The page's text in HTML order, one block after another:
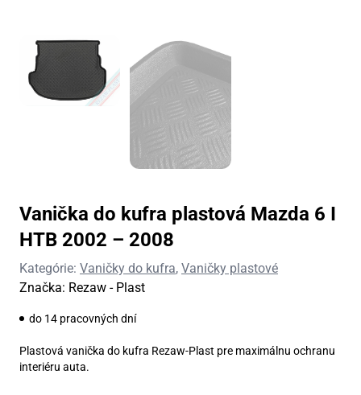
Vanička do kufra plastová Mazda 6 I
HTB 2002 – 2008
Kategórie: Vaničky do kufra, Vaničky plastové
Značka: Rezaw - Plast
do 14 pracovných dní
Plastová vanička do kufra Rezaw-Plast pre maximálnu ochranu
interiéru auta.